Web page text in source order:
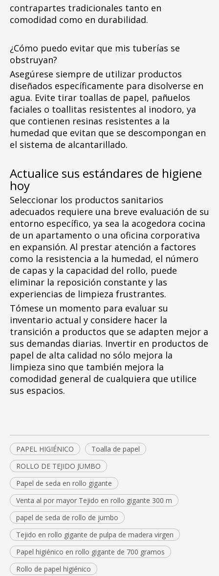
contrapartes tradicionales tanto en
comodidad como en durabilidad.
¿Cómo puedo evitar que mis tuberías se
obstruyan?
Asegúrese siempre de utilizar productos
diseñados específicamente para disolverse en
agua. Evite tirar toallas de papel, pañuelos
faciales o toallitas resistentes al inodoro, ya
que contienen resinas resistentes a la
humedad que evitan que se descompongan en
el sistema de alcantarillado.
Actualice sus estándares de higiene
hoy
Seleccionar los productos sanitarios
adecuados requiere una breve evaluación de su
entorno específico, ya sea la acogedora cocina
de un apartamento o una oficina corporativa
en expansión. Al prestar atención a factores
como la resistencia a la humedad, el número
de capas y la capacidad del rollo, puede
eliminar la reposición constante y las
experiencias de limpieza frustrantes.
Tómese un momento para evaluar su
inventario actual y considere hacer la
transición a productos que se adapten mejor a
sus demandas diarias. Invertir en productos de
papel de alta calidad no sólo mejora la
limpieza sino que también mejora la
comodidad general de cualquiera que utilice
sus espacios.
PAPEL HIGIÉNICO
Toalla de papel
ROLLO DE TEJIDO JUMBO
Papel de seda en rollo gigante
Venta al por mayor Tejido en rollo gigante 300 m
papel de seda de rollo de jumbo
Tejido en rollo gigante de pulpa de madera virgen
Papel higiénico en rollo gigante de 700 gramos
Rollo de papel higiénico